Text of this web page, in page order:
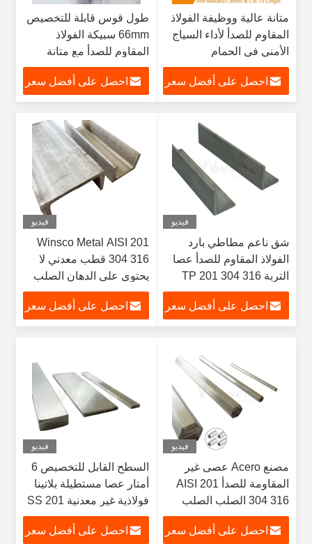
متانة عالية ووظيفة الفولاذ
المقاوم للصدأ لأداء السياج
الأمني في الحمام
احصل على أفضل سعر
طول قوس قابلة للتخصيص
66mm سبيكة الفولاذ
المقاوم للصدأ مع متانة
طويلة الأمد والأداء
احصل على أفضل سعر
فيديو
شق ناعم مطاطي بارد
الفولاذ المقاوم للصدأ عصا
التربة TP 201 304 316
الساخنة مطاط الفولاذ
المقاوم للصدأ شريط زاوية
متساوية
احصل على أفضل سعر
فيديو
Winsco Metal AISI 201
304 316 قطب معدني لا
يحتوي على الدهان الصلب
الصلب U Channel Bar
احصل على أفضل سعر
فيديو
مصنع Acero عصى غير
المقاومة للصدأ AISI 201
304 316 الصلب الصلب
الصلب الصلب الصلب
احصل على أفضل سعر
فيديو
السطح القابل للتخصيص 6
أمتار عصا مستطيلة بلاتينا
فولاذية غير معدنية SS 201
304 316
احصل على أفضل سعر